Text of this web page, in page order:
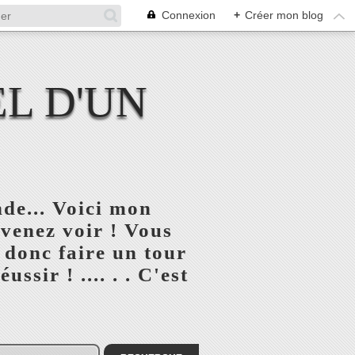
Connexion + Créer mon blog
D'UN
Voici mon
voir ! Vous
donc faire un tour
! .... . . C'est